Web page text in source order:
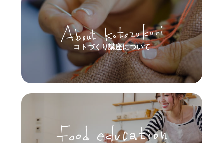
コトづくり講座について